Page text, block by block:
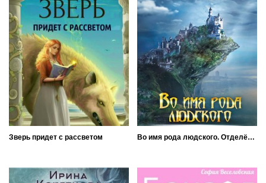
Зверь придет с рассветом Во имя рода людского. Отделённые. Книга 2